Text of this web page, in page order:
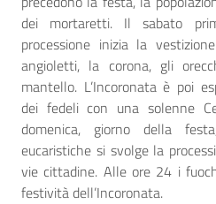
dei mortaretti. Il sabato
processione inizia la
angioletti, la corona, gli
mantello. L’Incoronata è poi
dei fedeli con una solenne
domenica, giorno della
eucaristiche si svolge la
vie cittadine. Alle ore 24 i
festività dell’Incoronata.